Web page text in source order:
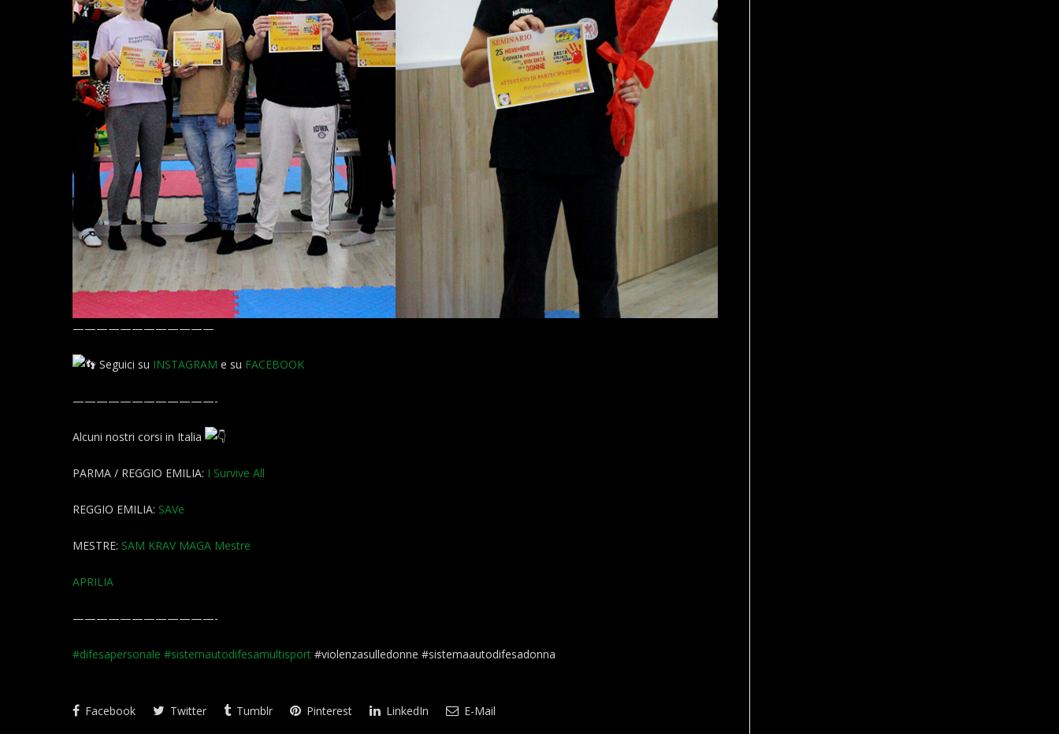
————————————
Seguici su INSTAGRAM e su FACEBOOK
————————————-
Alcuni nostri corsi in Italia
PARMA / REGGIO EMILIA: I Survive All
REGGIO EMILIA: SAVe
MESTRE: SAM KRAV MAGA Mestre
APRILIA
————————————-
#difesapersonale #sistemautodifesamultisport #violenzasulledonne #sistemaautodifesadonna
Facebook Twitter Tumblr Pinterest LinkedIn E-Mail